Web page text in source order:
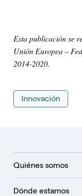
Esta publicación se
Unión Europea –
2014-2020.
Innovación
Quiénes somos
Dónde estamos